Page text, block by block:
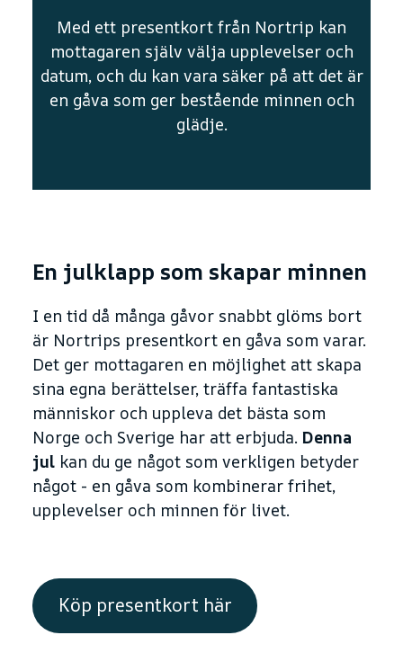
Med ett presentkort från Nortrip kan
mottagaren själv välja upplevelser och
datum, och du kan vara säker på att det är
en gåva som ger bestående minnen och
glädje.
En julklapp som skapar minnen
I en tid då många gåvor snabbt glöms bort
är Nortrips presentkort en gåva som varar.
Det ger mottagaren en möjlighet att skapa
sina egna berättelser, träffa fantastiska
människor och uppleva det bästa som
Norge och Sverige har att erbjuda. Denna
jul kan du ge något som verkligen betyder
något - en gåva som kombinerar frihet,
upplevelser och minnen för livet.
Köp presentkort här